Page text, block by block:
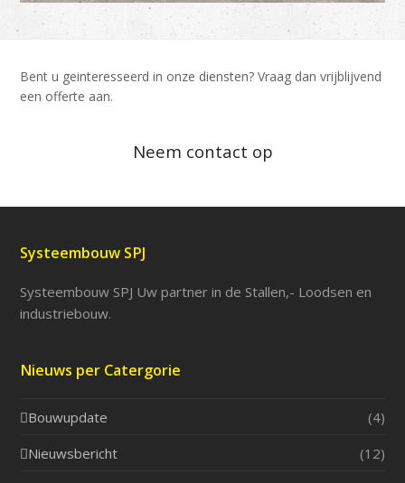
Bent u geinteresseerd in onze diensten? Vraag dan vrijblijvend
een offerte aan.
Neem contact op
Systeembouw SPJ
Systeembouw SPJ Uw partner in de Stallen,- Loodsen en
industriebouw.
Nieuws per Catergorie
Bouwupdate
(4)
Nieuwsbericht
(12)